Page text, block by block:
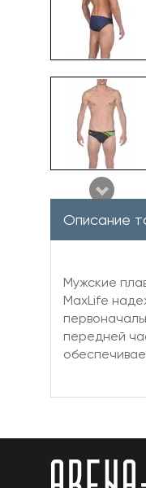
Описание
Мужские
MaxLife
передней